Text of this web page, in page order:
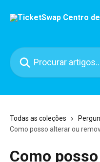
Procurar artigos...
Todas as coleções
Como posso alterar ou
Como